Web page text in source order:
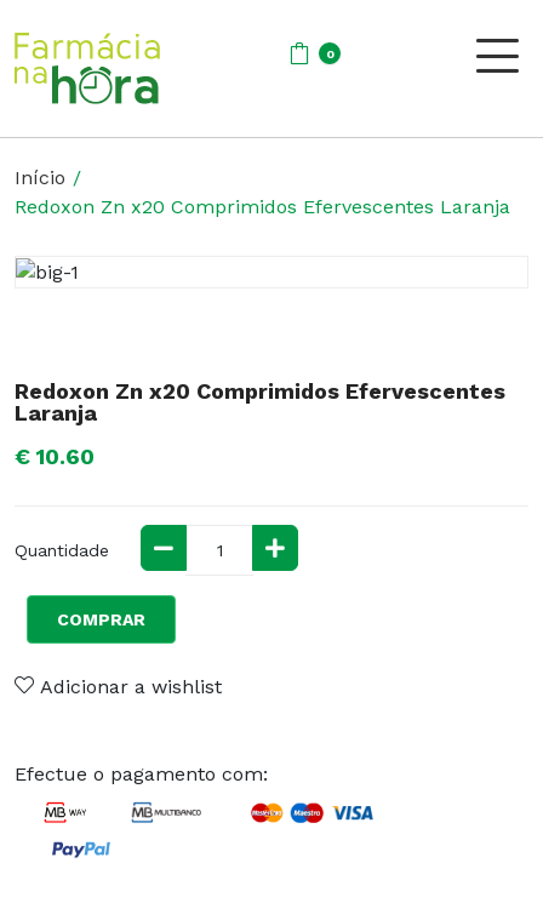
0
Início
Redoxon Zn x20 Comprimidos Efervescentes Laranja
Redoxon Zn x20 Comprimidos Efervescentes
Laranja
€ 10.60
Quantidade
COMPRAR
Adicionar a wishlist
Efectue o pagamento com: